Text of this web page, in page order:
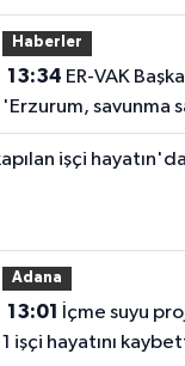
Haberler
13:34
'Erzurum, savunma
ekosistemine daha
dâhil edilmeli'
Adana
13:01
1 işçi hayatını